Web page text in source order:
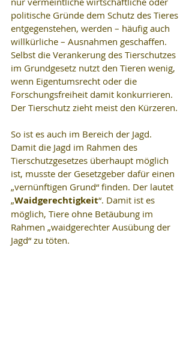
politische Gründe dem Schutz des Tieres
entgegenstehen, werden – häufig auch
willkürliche – Ausnahmen geschaffen.
Selbst die Verankerung des Tierschutzes
im Grundgesetz nutzt den Tieren wenig,
wenn Eigentumsrecht oder die
Forschungsfreiheit damit konkurrieren.
Der Tierschutz zieht meist den Kürzeren.
So ist es auch im Bereich der Jagd.
Damit die Jagd im Rahmen des
Tierschutzgesetzes überhaupt möglich
ist, musste der Gesetzgeber dafür einen
„vernünftigen Grund“ finden. Der lautet
„Waidgerechtigkeit“. Damit ist es
möglich, Tiere ohne Betäubung im
Rahmen „waidgerechter Ausübung der
Jagd“ zu töten.